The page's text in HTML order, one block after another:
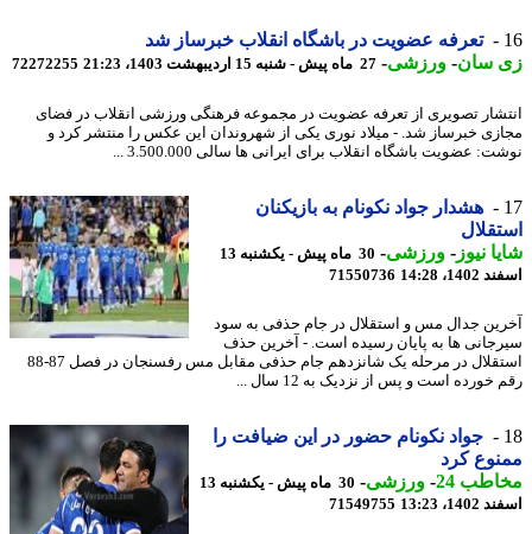
تعرفه عضویت در باشگاه انقلاب خبرساز شد
سان-ورزشی-27 ماه پیش - شنبه 15 اردیبهشت 1403، 21:23 72272255
تصویری از تعرفه عضویت در مجموعه فرهنگی ورزشی انقلاب در فضای
خبرساز شد. - میلاد نوری یکی از شهروندان این عکس را منتشر کرد و
عضویت باشگاه انقلاب برای ایرانی ها سالی 3.500.000 ...
هشدار جواد نکونام به بازیکنان
نیوز-ورزشی-
30 ماه پیش - یکشنبه 13
14:28
71550736
جدال مس و استقلال در جام حذفی به سود
ها به پایان رسیده است. - آخرین حذف
استقلال در مرحله یک شانزدهم جام حذفی مقابل مس رفسنجان در فصل 87-88
خورده است و پس از نزدیک به 12 سال ...
جواد نکونام حضور در این ضیافت را
کرد
24
-ورزشی-
30 ماه پیش - یکشنبه 13
13:23
71549755